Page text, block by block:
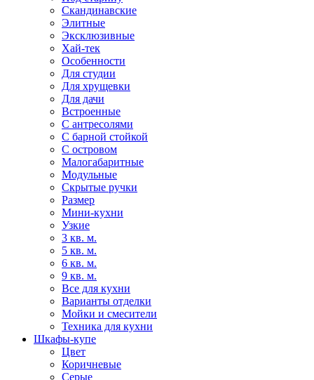
Скандинавские
Элитные
Эксклюзивные
Хай-тек
Особенности
Для студии
Для хрущевки
Для дачи
Встроенные
С антресолями
С барной стойкой
С островом
Малогабаритные
Модульные
Скрытые ручки
Размер
Мини-кухни
Узкие
3 кв. м.
5 кв. м.
6 кв. м.
9 кв. м.
Все для кухни
Варианты отделки
Мойки и смесители
Техника для кухни
Шкафы-купе
Цвет
Коричневые
Серые